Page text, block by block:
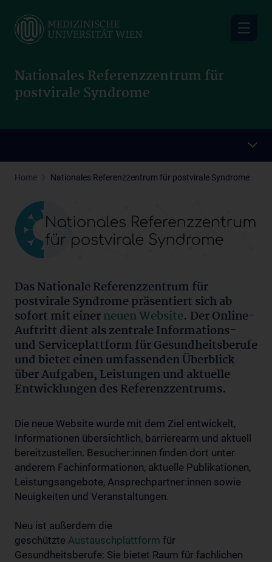
main
Nationales Referenzzentrum für
postvirale Syndrome
Home Nationales Referenzzentrum für postvirale Syndrome
Das Nationale Referenzzentrum für
postvirale Syndrome präsentiert sich ab
sofort mit einerneuen Website. Der Online-
Auftritt dient als zentrale Informations-
und Serviceplattform für Gesundheitsberufe
und bietet einen umfassenden Überblick
über Aufgaben, Leistungen und aktuelle
Entwicklungen des Referenzzentrums.
Die neue Website wurde mit dem Ziel entwickelt,
Informationen übersichtlich, barrierearm und aktuell
bereitzustellen. Besucher:innen finden dort unter
anderem Fachinformationen, aktuelle Publikationen,
Leistungsangebote, Ansprechpartner:innen sowie
Neuigkeiten und Veranstaltungen.
Neu ist außerdem die
geschützte Austauschplattform für
Gesundheitsberufe: Sie bietet Raum für fachlichen